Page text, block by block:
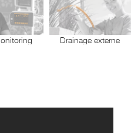
Drainage externe